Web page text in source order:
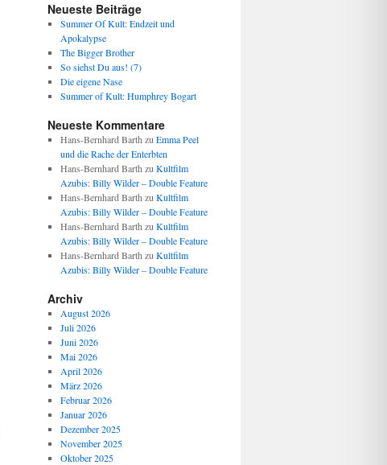
Neueste Beiträge
Summer Of Kult: Endzeit und
Apokalypse
The Bigger Brother
So siehst Du aus! (7)
Die eigene Nase
Summer of Kult: Humphrey Bogart
Neueste Kommentare
Hans-Bernhard Barth zu Emma Peel
und die Rache der Enterbten
Hans-Bernhard Barth zu Kultfilm
Azubis: Billy Wilder – Double Feature
Hans-Bernhard Barth zu Kultfilm
Azubis: Billy Wilder – Double Feature
Hans-Bernhard Barth zu Kultfilm
Azubis: Billy Wilder – Double Feature
Hans-Bernhard Barth zu Kultfilm
Azubis: Billy Wilder – Double Feature
Archiv
August 2026
Juli 2026
Juni 2026
Mai 2026
April 2026
März 2026
Februar 2026
Januar 2026
Dezember 2025
November 2025
Oktober 2025